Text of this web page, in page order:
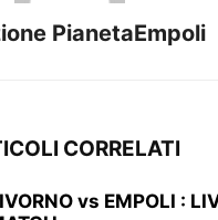
PianetaEmpoli
CORRELATI
vs EMPOLI :